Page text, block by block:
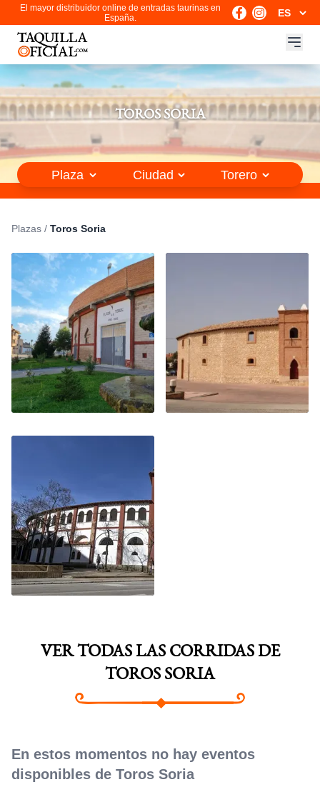
El mayor distribuidor online de entradas taurinas en
España.
TOROS SORIA
Plazas / Toros Soria
VER TODAS LAS CORRIDAS DE
TOROS SORIA
En estos momentos no hay eventos
disponibles de Toros Soria